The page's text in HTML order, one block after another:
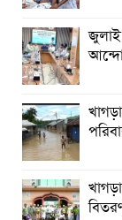
ছুটির রাতেজুলাই